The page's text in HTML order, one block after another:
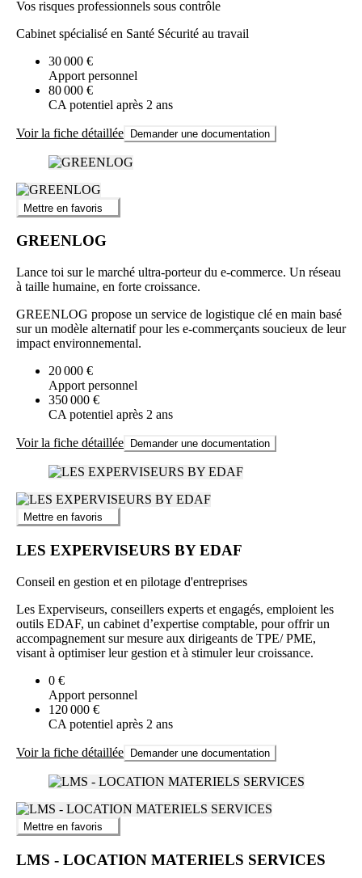
Vos risques professionnels sous contrôle
Cabinet spécialisé en Santé Sécurité au travail
30 000 €
Apport personnel
80 000 €
CA potentiel après 2 ans
Voir la fiche détaillée Demander une documentation
Mettre en favoris
GREENLOG
Lance toi sur le marché ultra-porteur du e-commerce. Un réseau
à taille humaine, en forte croissance.
GREENLOG propose un service de logistique clé en main basé
sur un modèle alternatif pour les e-commerçants soucieux de leur
impact environnemental.
20 000 €
Apport personnel
350 000 €
CA potentiel après 2 ans
Voir la fiche détaillée Demander une documentation
Mettre en favoris
LES EXPERVISEURS BY EDAF
Conseil en gestion et en pilotage d'entreprises
Les Experviseurs, conseillers experts et engagés, emploient les
outils EDAF, un cabinet d’expertise comptable, pour offrir un
accompagnement sur mesure aux dirigeants de TPE/ PME,
visant à optimiser leur gestion et à stimuler leur croissance.
0 €
Apport personnel
120 000 €
CA potentiel après 2 ans
Voir la fiche détaillée Demander une documentation
Mettre en favoris
LMS - LOCATION MATERIELS SERVICES